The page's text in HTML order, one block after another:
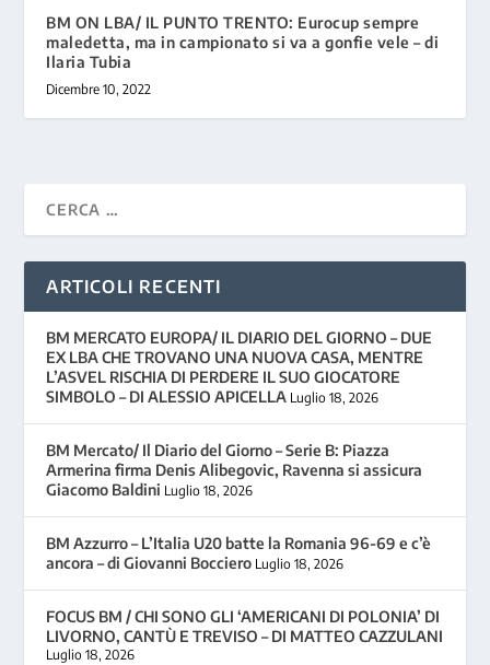
BM ON LBA/ IL PUNTO TRENTO: Eurocup sempre
maledetta, ma in campionato si va a gonfie vele – di
Ilaria Tubia
Dicembre 10, 2022
ARTICOLI RECENTI
BM MERCATO EUROPA/ IL DIARIO DEL GIORNO – DUE
EX LBA CHE TROVANO UNA NUOVA CASA, MENTRE
L’ASVEL RISCHIA DI PERDERE IL SUO GIOCATORE
SIMBOLO – DI ALESSIO APICELLA Luglio 18, 2026
BM Mercato/ Il Diario del Giorno – Serie B: Piazza
Armerina firma Denis Alibegovic, Ravenna si assicura
Giacomo Baldini Luglio 18, 2026
BM Azzurro – L’Italia U20 batte la Romania 96-69 e c’è
ancora – di Giovanni Bocciero Luglio 18, 2026
FOCUS BM / CHI SONO GLI ‘AMERICANI DI POLONIA’ DI
LIVORNO, CANTÙ E TREVISO – DI MATTEO CAZZULANI
Luglio 18, 2026